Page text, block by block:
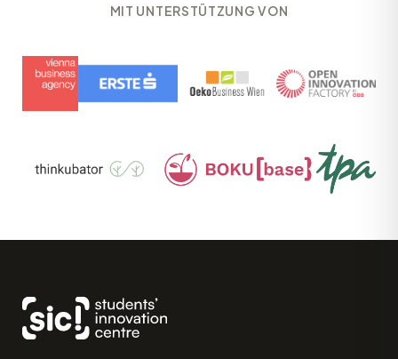
MIT UNTERSTÜTZUNG VON